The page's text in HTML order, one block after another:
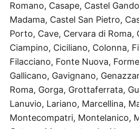
Romano, Casape, Castel
Madama, Castel San Pietro,
Porto, Cave, Cervara di Roma,
Ciampino, Ciciliano, Colonna,
Filacciano, Fonte Nuova,
Gallicano, Gavignano,
Roma, Gorga, Grottaferrata,
Lanuvio, Lariano, Marcellina,
Montecompatri, Montelanico,